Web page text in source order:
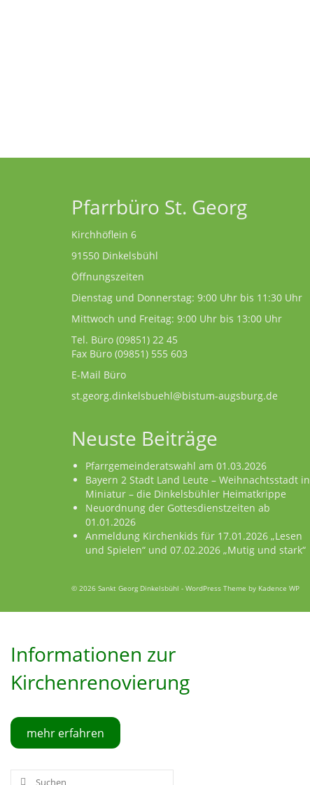
Pfarrbüro St. Georg
Kirchhöflein 6
91550 Dinkelsbühl
Öffnungszeiten
Dienstag und Donnerstag: 9:00 Uhr bis 11:30 Uhr
Mittwoch und Freitag: 9:00 Uhr bis 13:00 Uhr
Tel. Büro (09851) 22 45
Fax Büro (09851) 555 603
E-Mail Büro
st.georg.dinkelsbuehl@bistum-augsburg.de
Neuste Beiträge
Pfarrgemeinderatswahl am 01.03.2026
Bayern 2 Stadt Land Leute – Weihnachtsstadt in
Miniatur – die Dinkelsbühler Heimatkrippe
Neuordnung der Gottesdienstzeiten ab
01.01.2026
Anmeldung Kirchenkids für 17.01.2026 „Lesen
und Spielen“ und 07.02.2026 „Mutig und stark“
© 2026 Sankt Georg Dinkelsbühl - WordPress Theme by Kadence WP
Informationen zur
Kirchenrenovierung
mehr erfahren
Suche